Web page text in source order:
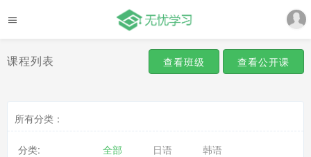
课程列表 查看班级 查看公开课
所有分类：
分类: 全部 日语 韩语